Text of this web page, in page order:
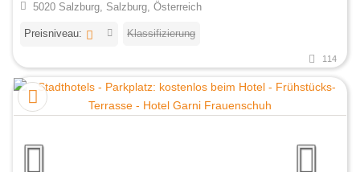
5020 Salzburg, Salzburg, Österreich
Preisniveau: Klassifizierung
114